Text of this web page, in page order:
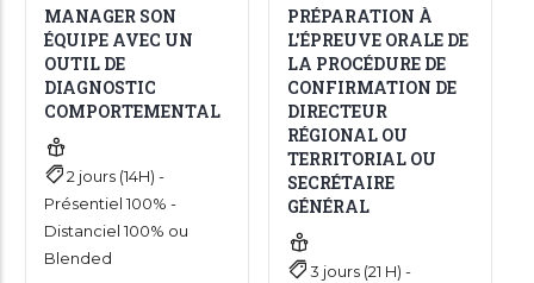
MANAGER SON
ÉQUIPE AVEC UN
OUTIL DE
DIAGNOSTIC
COMPORTEMENTAL
2 jours (14H) -
Présentiel 100% -
Distanciel 100% ou
Blended
PRÉPARATION À
L'ÉPREUVE ORALE DE
LA PROCÉDURE DE
CONFIRMATION DE
DIRECTEUR
RÉGIONAL OU
TERRITORIAL OU
SECRÉTAIRE
GÉNÉRAL
3 jours (21 H) -